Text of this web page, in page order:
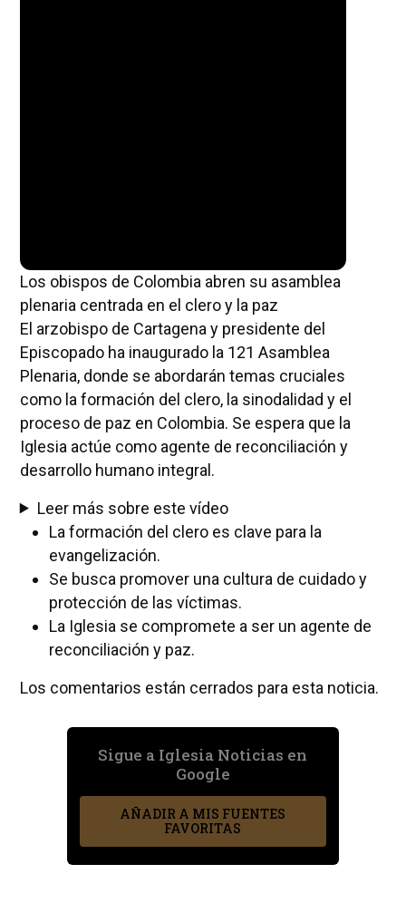
Los obispos de Colombia abren su asamblea
plenaria centrada en el clero y la paz
El arzobispo de Cartagena y presidente del
Episcopado ha inaugurado la 121 Asamblea
Plenaria, donde se abordarán temas cruciales
como la formación del clero, la sinodalidad y el
proceso de paz en Colombia. Se espera que la
Iglesia actúe como agente de reconciliación y
desarrollo humano integral.
Leer más sobre este vídeo
La formación del clero es clave para la
evangelización.
Se busca promover una cultura de cuidado y
protección de las víctimas.
La Iglesia se compromete a ser un agente de
reconciliación y paz.
Los comentarios están cerrados para esta noticia.
Sigue a Iglesia Noticias en
Google
AÑADIR A MIS FUENTES
FAVORITAS